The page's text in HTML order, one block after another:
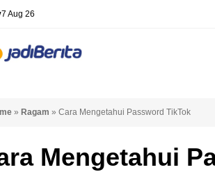
7 Aug 26
» Ragam » Cara Mengetahui Password TikTok
Mengetahui